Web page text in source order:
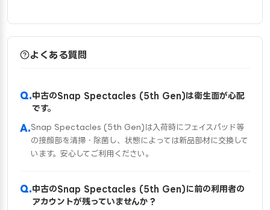
よくある質問
中古のSnap Spectacles (5th Gen)は衛生面が心配
です。
Snap Spectacles (5th Gen)は入荷時にフェイスパッド等
の接顔部を清掃・除菌し、状態によっては新品部材に交換して
います。安心してご利用ください。
中古のSnap Spectacles (5th Gen)に前の利用者の
アカウントが残っていませんか？